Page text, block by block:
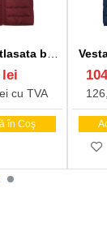
lei
cu TVA
în Coş